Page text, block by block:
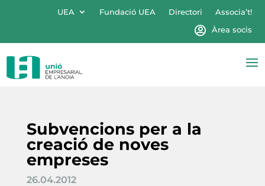
UEA Fundació UEA Directori
Associa’t!
Àrea socis
Subvencions per a la
creació de noves
empreses
26.04.2012